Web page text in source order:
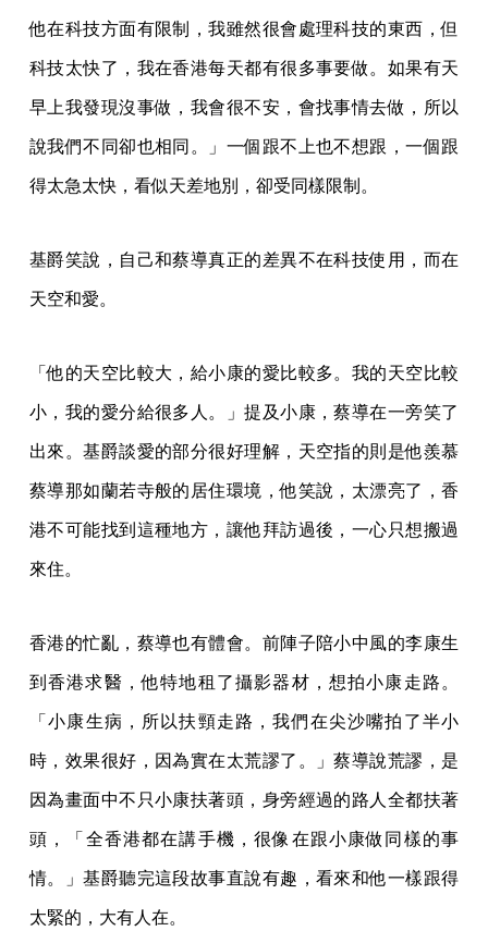
他在科技方面有限制，我雖然很會處理科技的東西，但
科技太快了，我在香港每天都有很多事要做。如果有天
早上我發現沒事做，我會很不安，會找事情去做，所以
說我們不同卻也相同。」一個跟不上也不想跟，一個跟
得太急太快，看似天差地別，卻受同樣限制。
基爵笑說，自己和蔡導真正的差異不在科技使用，而在
天空和愛。
「他的天空比較大，給小康的愛比較多。我的天空比較
小，我的愛分給很多人。」提及小康，蔡導在一旁笑了
出來。基爵談愛的部分很好理解，天空指的則是他羨慕
蔡導那如蘭若寺般的居住環境，他笑說，太漂亮了，香
港不可能找到這種地方，讓他拜訪過後，一心只想搬過
來住。
香港的忙亂，蔡導也有體會。前陣子陪小中風的李康生
到香港求醫，他特地租了攝影器材，想拍小康走路。
「小康生病，所以扶頸走路，我們在尖沙嘴拍了半小
時，效果很好，因為實在太荒謬了。」蔡導說荒謬，是
因為畫面中不只小康扶著頭，身旁經過的路人全都扶著
頭，「全香港都在講手機，很像在跟小康做同樣的事
情。」基爵聽完這段故事直說有趣，看來和他一樣跟得
太緊的，大有人在。